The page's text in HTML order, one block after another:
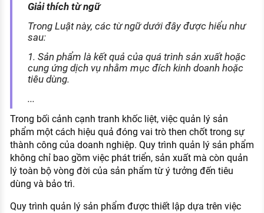
Giải thích từ ngữ
Trong Luật này, các từ ngữ dưới đây được hiểu như
sau:
1. Sản phẩm là kết quả của quá trình sản xuất hoặc
cung ứng dịch vụ nhằm mục đích kinh doanh hoặc
tiêu dùng.
...
Trong bối cảnh cạnh tranh khốc liệt, việc quản lý sản
phẩm một cách hiệu quả đóng vai trò then chốt trong sự
thành công của doanh nghiệp. Quy trình quản lý sản phẩm
không chỉ bao gồm việc phát triển, sản xuất mà còn quản
lý toàn bộ vòng đời của sản phẩm từ ý tưởng đến tiêu
dùng và bảo trì.
Quy trình quản lý sản phẩm được thiết lập dựa trên việc